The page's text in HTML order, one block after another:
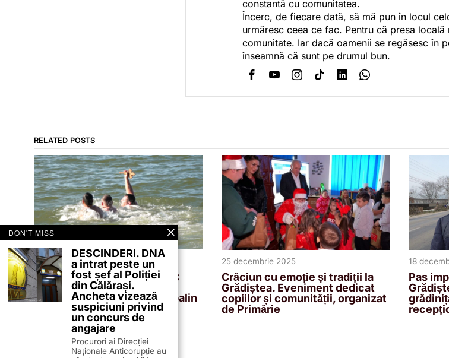
constantă cu comunitatea.
Încerc, de fiecare dată, să mă pun în locul
urmăresc ceea ce fac. Pentru că presa
comunitate. Iar dacă oamenii se regăsesc în
înseamnă că sunt pe drumul bun.
RELATED POSTS
4 ianuarie 2026
Grădiștea păstrează tradiția:
Boboteaza, sărbătorită cu
sfințirea apei și concurs cabalin
25 decembrie 2025
Crăciun cu emoție și tradiții la
Grădiștea. Eveniment dedicat
copiilor și comunității, organizat
de Primărie
18
Pas
DON'T MISS
DESCINDERI. DNA
a intrat peste un
fost șef al Poliției
din Călărași.
Ancheta vizează
suspiciuni privind
un concurs de
angajare
Procurori ai Direcției
Naționale Anticorupție au